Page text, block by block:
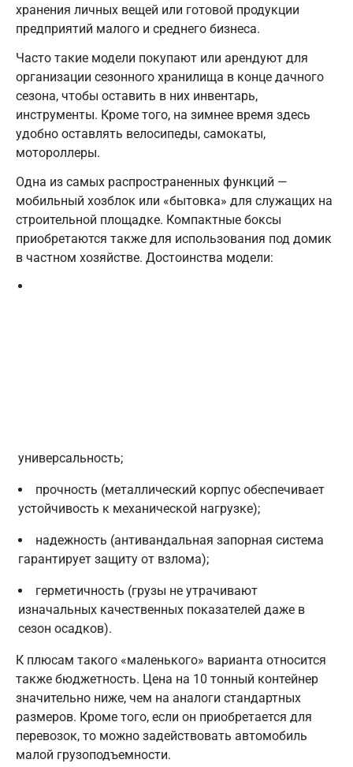
хранения личных вещей или готовой продукции
предприятий малого и среднего бизнеса.
Часто такие модели покупают или арендуют для
организации сезонного хранилища в конце дачного
сезона, чтобы оставить в них инвентарь,
инструменты. Кроме того, на зимнее время здесь
удобно оставлять велосипеды, самокаты,
мотороллеры.
Одна из самых распространенных функций —
мобильный хозблок или «бытовка» для служащих на
строительной площадке. Компактные боксы
приобретаются также для использования под домик
в частном хозяйстве. Достоинства модели:
универсальность;
прочность (металлический корпус обеспечивает
устойчивость к механической нагрузке);
надежность (антивандальная запорная система
гарантирует защиту от взлома);
герметичность (грузы не утрачивают
изначальных качественных показателей даже в
сезон осадков).
К плюсам такого «маленького» варианта относится
также бюджетность. Цена на 10 тонный контейнер
значительно ниже, чем на аналоги стандартных
размеров. Кроме того, если он приобретается для
перевозок, то можно задействовать автомобиль
малой грузоподъемности.